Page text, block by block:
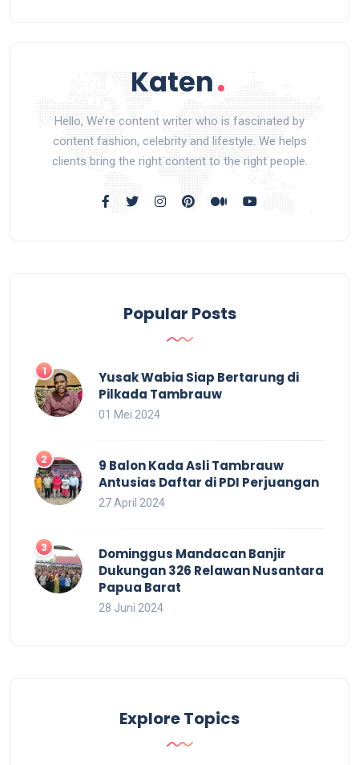
Hello, We’re content writer who is fascinated by
content fashion, celebrity and lifestyle. We helps
clients bring the right content to the right people.
Popular Posts
Yusak Wabia Siap Bertarung di
Pilkada Tambrauw
01 Mei 2024
9 Balon Kada Asli Tambrauw
Antusias Daftar di PDI Perjuangan
27 April 2024
Dominggus Mandacan Banjir
Dukungan 326 Relawan Nusantara
Papua Barat
28 Juni 2024
Explore Topics